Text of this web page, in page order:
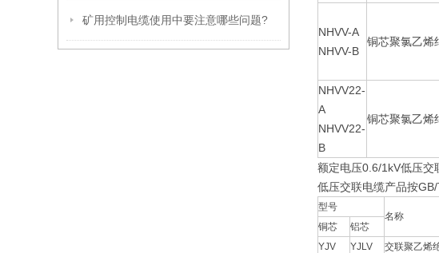
矿用控制电缆使用中要注意哪些问题?
NHVV-A
NHVV-B
铜芯聚氯乙烯
NHVV22-
A
NHVV22-
B
铜芯聚氯乙烯
额定电压0.6/1kV低压交
低压交联电缆产品按
型号
名称
铜芯
铝芯
YJV
YJLV 交联聚乙烯